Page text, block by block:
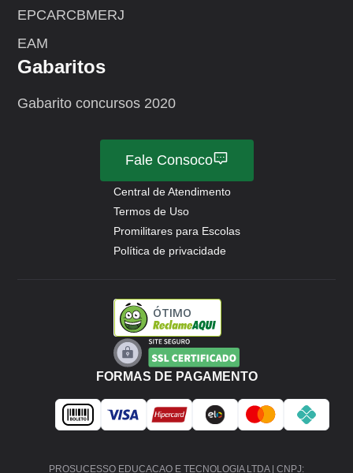
EPCAR
EAM
CBMERJ
Gabaritos
Gabarito concursos 2020
Central de Atendimento
Termos de Uso
Promilitares para Escolas
Política de privacidade
Fale Consoco
ÓTIMO
FORMAS DE PAGAMENTO
PROSUCESSO EDUCACAO E TECNOLOGIA LTDA | CNPJ: